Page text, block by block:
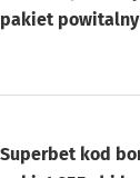
pakiet powitalny
Superbet kod